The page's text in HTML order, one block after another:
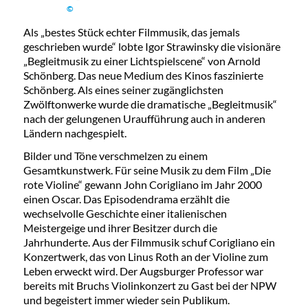
©
Als „bestes Stück echter Filmmusik, das jemals
geschrieben wurde“ lobte Igor Strawinsky die visionäre
„Begleitmusik zu einer Lichtspielscene“ von Arnold
Schönberg. Das neue Medium des Kinos faszinierte
Schönberg. Als eines seiner zugänglichsten
Zwölftonwerke wurde die dramatische „Begleitmusik“
nach der gelungenen Uraufführung auch in anderen
Ländern nachgespielt.
Bilder und Töne verschmelzen zu einem
Gesamtkunstwerk. Für seine Musik zu dem Film „Die
rote Violine“ gewann John Corigliano im Jahr 2000
einen Oscar. Das Episodendrama erzählt die
wechselvolle Geschichte einer italienischen
Meistergeige und ihrer Besitzer durch die
Jahrhunderte. Aus der Filmmusik schuf Corigliano ein
Konzertwerk, das von Linus Roth an der Violine zum
Leben erweckt wird. Der Augsburger Professor war
bereits mit Bruchs Violinkonzert zu Gast bei der NPW
und begeistert immer wieder sein Publikum.